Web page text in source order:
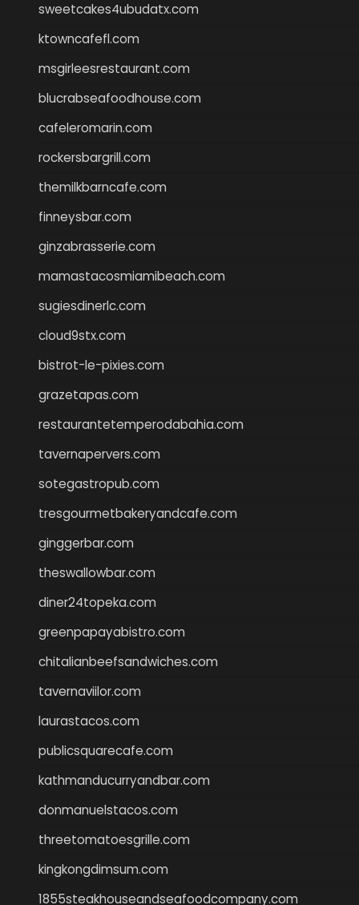
sweetcakes4ubudatx.com
ktowncafefl.com
msgirleesrestaurant.com
blucrabseafoodhouse.com
cafeleromarin.com
rockersbargrill.com
themilkbarncafe.com
finneysbar.com
ginzabrasserie.com
mamastacosmiamibeach.com
sugiesdinerlc.com
cloud9stx.com
bistrot-le-pixies.com
grazetapas.com
restaurantetemperodabahia.com
tavernapervers.com
sotegastropub.com
tresgourmetbakeryandcafe.com
ginggerbar.com
theswallowbar.com
diner24topeka.com
greenpapayabistro.com
chitalianbeefsandwiches.com
tavernaviilor.com
laurastacos.com
publicsquarecafe.com
kathmanducurryandbar.com
donmanuelstacos.com
threetomatoesgrille.com
kingkongdimsum.com
1855steakhouseandseafoodcompany.com